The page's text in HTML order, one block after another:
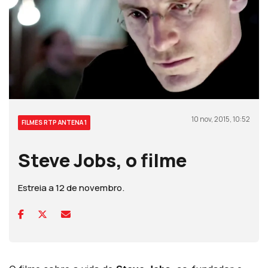
FILMES RTP ANTENA 1 10 nov, 2015, 10:52
Steve Jobs, o filme
Estreia a 12 de novembro.